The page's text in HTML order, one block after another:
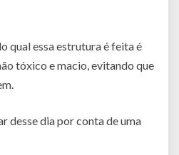
qual essa estrutura é feita é
tóxico e macio, evitando que
desse dia por conta de uma